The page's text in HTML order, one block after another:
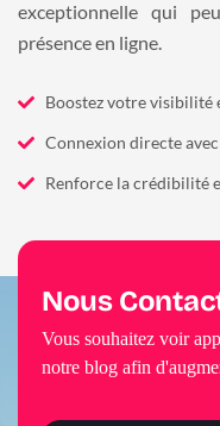
exceptionnelle qui
présence en ligne.
Boostez votre visibilité
Connexion directe
Renforce la crédibilité
Nous
Vous souhaitez voir
notre blog afin